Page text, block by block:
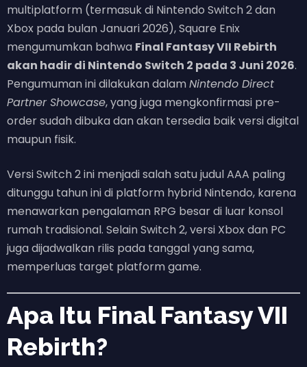
multiplatform (termasuk di Nintendo Switch 2 dan
Xbox pada bulan Januari 2026), Square Enix
mengumumkan bahwa Final Fantasy VII Rebirth
akan hadir di Nintendo Switch 2 pada 3 Juni 2026.
Pengumuman ini dilakukan dalamNintendo Direct
Partner Showcase, yang juga mengkonfirmasi pre-
order sudah dibuka dan akan tersedia baik versi digital
maupun fisik.
Versi Switch 2 ini menjadi salah satu judul AAA paling
ditunggu tahun ini di platform hybrid Nintendo, karena
menawarkan pengalaman RPG besar di luar konsol
rumah tradisional. Selain Switch 2, versi Xbox dan PC
juga dijadwalkan rilis pada tanggal yang sama,
memperluas target platform game.
Apa Itu Final Fantasy VII
Rebirth?